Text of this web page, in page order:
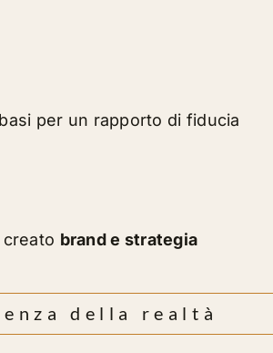
per un rapporto di fiducia
brand e strategia
della realtà